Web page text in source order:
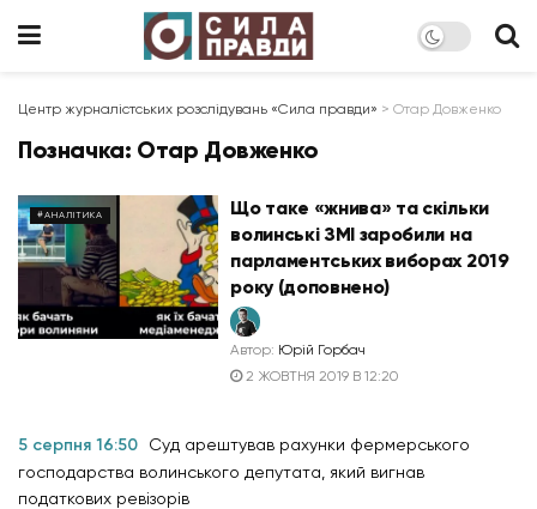
Центр журналістських розслідувань «Сила правди» > Отар Довженко
Позначка: Отар Довженко
#АНАЛІТИКА
Що таке «жнива» та скільки
волинські ЗМІ заробили на
парламентських виборах 2019
року (доповнено)
Автор: Юрій Горбач
2 ЖОВТНЯ 2019 В 12:20
5 серпня 16:50
Суд арештував рахунки фермерського
господарства волинського депутата, який вигнав
податкових ревізорів